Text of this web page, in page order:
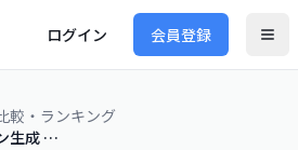
ログイン 会員登録
較・ランキング
ネイリスト AIデザイン生成 比較 個人開業 2026｜ネイルデザイン生成AIを比較